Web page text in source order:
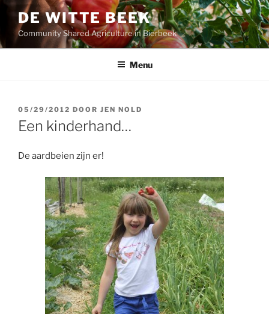
Ga
inhoud
DE WITTE BEEK
Community Shared Agriculture in Bierbeek
Menu
GEPLAATST
OP
05/29/2012 DOOR JEN NOLD
Een kinderhand…
De aardbeien zijn er!